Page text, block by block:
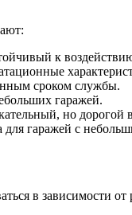
к
сроком службы.
гаражей.
но дорогой
гаражей с
в зависимости